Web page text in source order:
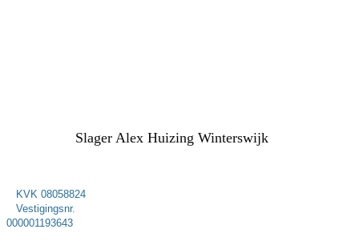
Slager Alex Huizing Winterswijk
KVK 08058824
Vestigingsnr.
000001193643